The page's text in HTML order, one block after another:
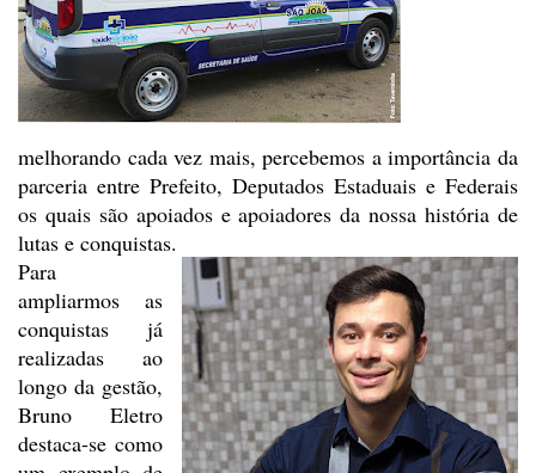
melhorando cada vez mais, percebemos a importância da
parceria entre Prefeito, Deputados Estaduais e Federais
os quais são apoiados e apoiadores da nossa história de
lutas e conquistas.
Para
ampliarmos as
conquistas já
realizadas ao
longo da gestão,
Bruno Eletro
destaca-se como